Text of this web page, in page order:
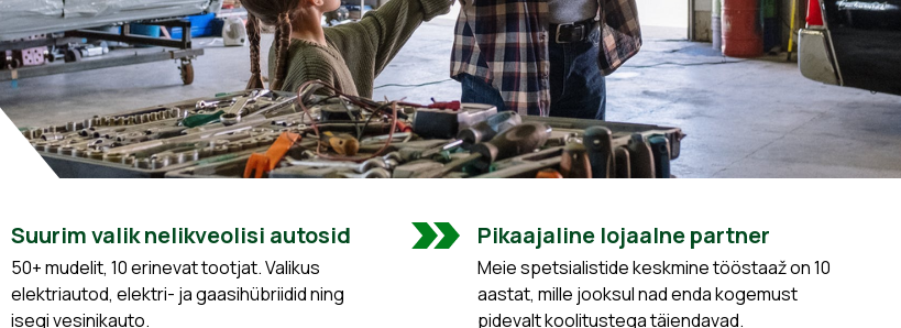
Suurim valik nelikveolisi autosid
50+ mudelit, 10 erinevat tootjat. Valikus
elektriautod, elektri- ja gaasihübriidid ning
isegi vesinikauto.
Pikaajaline lojaalne partner
Meie spetsialistide keskmine tööstaaž on 10
aastat, mille jooksul nad enda kogemust
pidevalt koolitustega täiendavad.